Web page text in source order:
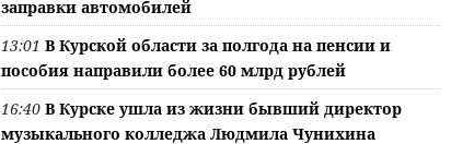
заправки автомобилей
13:01 В Курской области за полгода на пенсии и
пособия направили более 60 млрд рублей
16:40 В Курске ушла из жизни бывший директор
музыкального колледжа Людмила Чунихина